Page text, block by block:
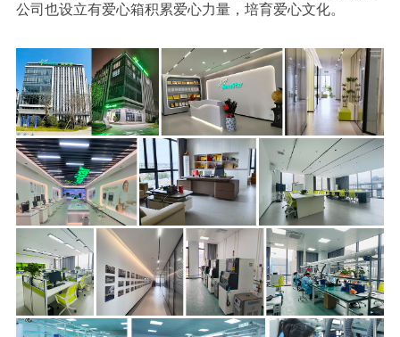
公司也设立有爱心箱积累爱心力量，培育爱心文化。